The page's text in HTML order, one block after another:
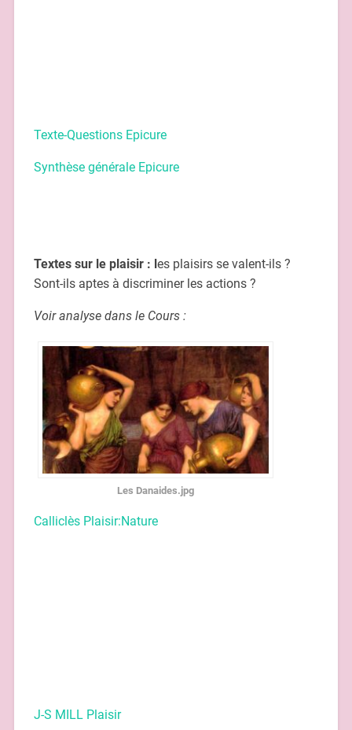
Texte-Questions Epicure
Synthèse générale Epicure
Textes sur le plaisir : les plaisirs se valent-ils ?
Sont-ils aptes à discriminer les actions ?
Voir analyse dans le Cours :
Les Danaides.jpg
Calliclès Plaisir:Nature
J-S MILL Plaisir